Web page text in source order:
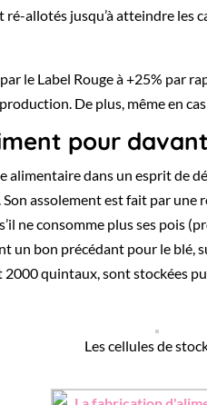
allotés jusqu’à atteindre les
le Label Rouge à +25% par
De plus, même en
pour
alimentaire dans un esprit de
assolement est fait par
ne consomme plus ses pois
un bon précédant pour le blé,
2000 quintaux, sont stockées
Les cellules de